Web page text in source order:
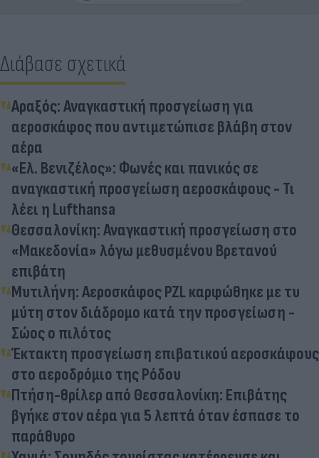
Διάβασε σχετικά
Αραξός: Αναγκαστική προσγείωση για
αεροσκάφος που αντιμετώπισε βλάβη στον
αέρα
«Ελ. Βενιζέλος»: Φωνές και πανικός σε
αναγκαστική προσγείωση αεροσκάφους - Τι
λέει η Lufthansa
Θεσσαλονίκη: Αναγκαστική προσγείωση στο
«Μακεδονία» λόγω μεθυσμένου Βρετανού
επιβάτη
Μυτιλήνη: Αεροσκάφος PZL καρφώθηκε με τυ
μύτη στον διάδρομο κατά την προσγείωση -
Σώος ο πιλότος
Έκτακτη προσγείωση επιβατικού αεροσκάφους
στο αεροδρόμιο της Ρόδου
Πτήση-θρίλερ από Θεσσαλονίκη: Επιβάτης
βγήκε στον αέρα για 5 λεπτά όταν έσπασε το
παράθυρο